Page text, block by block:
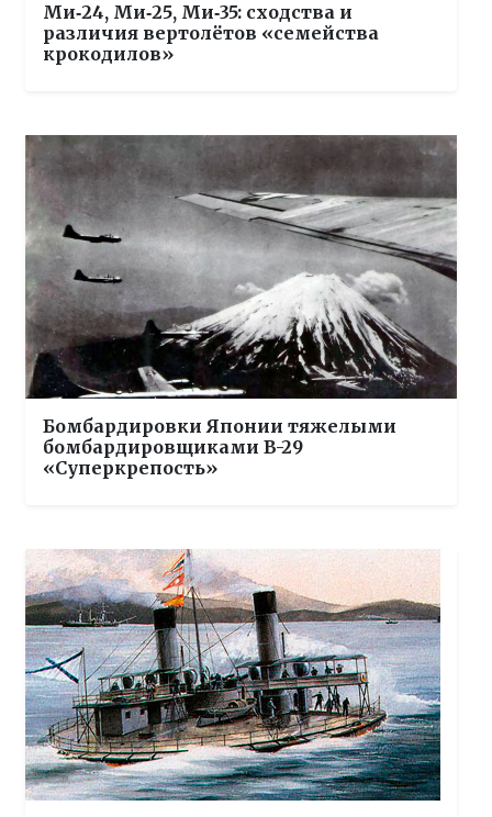
Ми‑24, Ми‑25, Ми‑35: сходства и
различия вертолётов «семейства
крокодилов»
Бомбардировки Японии тяжелыми
бомбардировщиками B-29
«Суперкрепость»